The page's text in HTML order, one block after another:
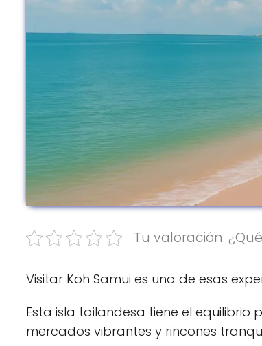
Tu valoración:
Visitar Koh Samui es una de esas
Esta isla tailandesa tiene el
mercados vibrantes y rincones